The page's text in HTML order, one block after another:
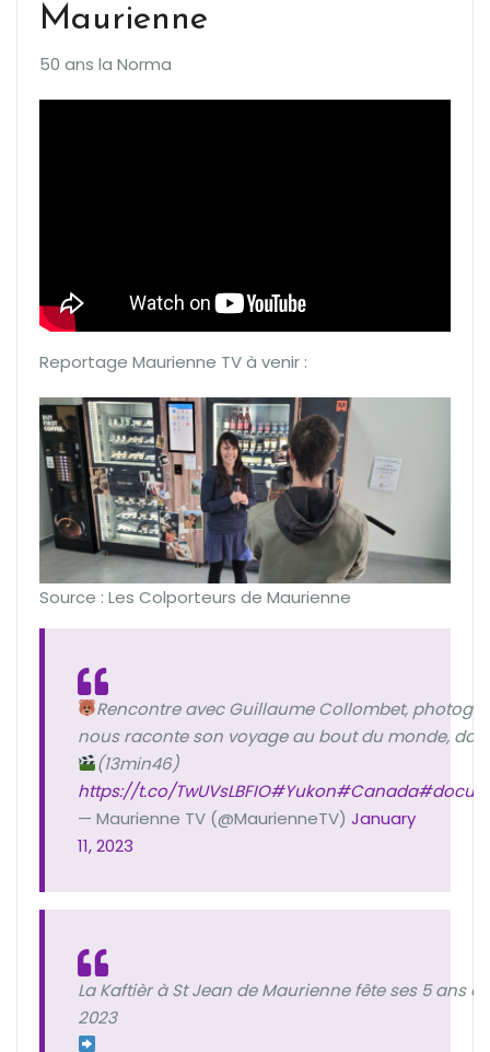
Maurienne
50 ans la Norma
Reportage Maurienne TV à venir :
Source : Les Colporteurs de Maurienne
Rencontre avec Guillaume Collombet,
nous raconte son voyage au bout du monde,
(13min46)
https://t.co/TwUVsLBFIO#Yukon#Canada
— Maurienne TV (@MaurienneTV) January
11, 2023
La Kaftièr à St Jean de Maurienne fête ses 5 ans en
2023